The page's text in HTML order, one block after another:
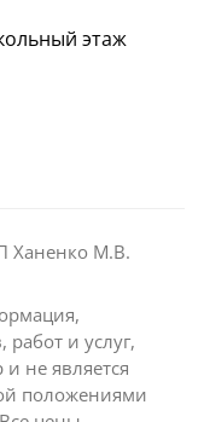
этаж
Ханенко М.В.
и услуг,
не является
положениями